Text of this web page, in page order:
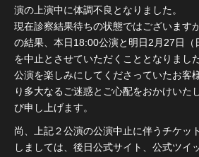
演の上演中に体調不良となりました。
現在診察結果待ちの状態ではございます
の結果、本日18:00公演と明日2月27日（
を中止とさせていただくこととなりました
公演を楽しみにしてくださっていたお客
り多大なるご迷惑とご心配をおかけいた
び申し上げます。
尚、上記２公演の公演中止に伴うチケッ
しましては、後日公式サイト、公式ツイ